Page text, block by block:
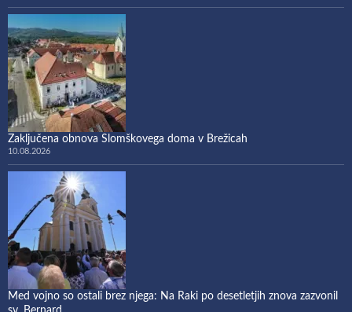
Zaključena obnova Slomškovega doma v Brežicah
10.08.2026
Med vojno so ostali brez njega: Na Raki po desetletjih znova zazvonil